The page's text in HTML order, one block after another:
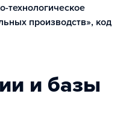
технологическое
производств», код
и базы